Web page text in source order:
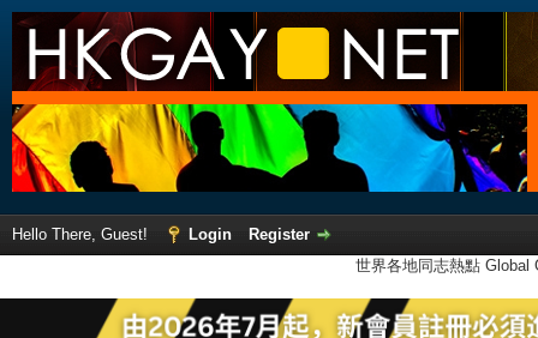
Hello There, Guest! Login
Register
世界各地同志熱點